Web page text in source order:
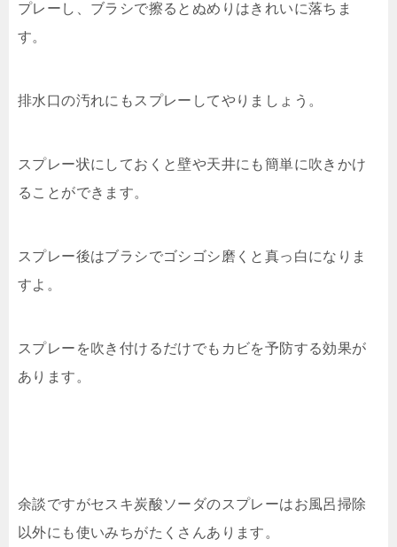
プレーし、ブラシで擦るとぬめりはきれいに落ちま
す。
排水口の汚れにもスプレーしてやりましょう。
スプレー状にしておくと壁や天井にも簡単に吹きかけ
ることができます。
スプレー後はブラシでゴシゴシ磨くと真っ白になりま
すよ。
スプレーを吹き付けるだけでもカビを予防する効果が
あります。
余談ですがセスキ炭酸ソーダのスプレーはお風呂掃除
以外にも使いみちがたくさんあります。